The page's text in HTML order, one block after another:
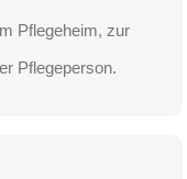
Pflegeheim, zur
Pflegeperson.